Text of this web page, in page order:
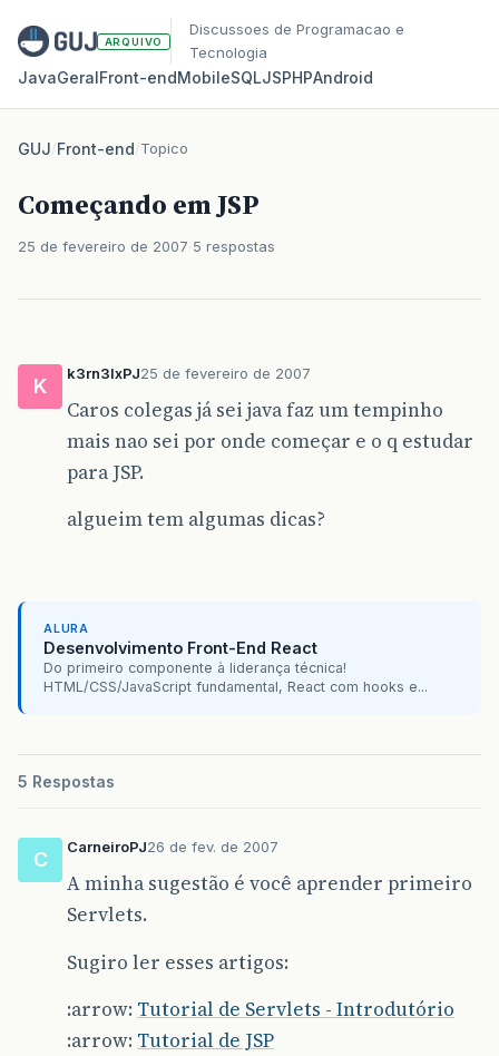
ARQUIVO
Discussoes de Programacao e
Tecnologia
JavaGeralFront‑endMobileSQLJSPHPAndroid
GUJ/Front-end/Topico
Começando em JSP
25 de fevereiro de 2007 5 respostas
K
k3rn3lxPJ25 de fevereiro de 2007
Caros colegas já sei java faz um tempinho
mais nao sei por onde começar e o q estudar
para JSP.
algueim tem algumas dicas?
ALURA
Desenvolvimento Front-End React
Do primeiro componente à liderança técnica!
HTML/CSS/JavaScript fundamental, React com hooks e...
5 Respostas
C
CarneiroPJ26 de fev. de 2007
A minha sugestão é você aprender primeiro
Servlets.
Sugiro ler esses artigos:
:arrow: Tutorial de Servlets - Introdutório
:arrow: Tutorial de JSP